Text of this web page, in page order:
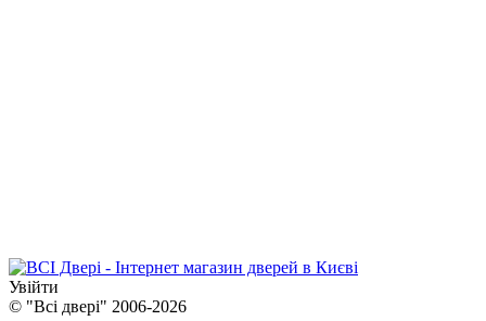
Увійти
© "Всі двері" 2006-2026